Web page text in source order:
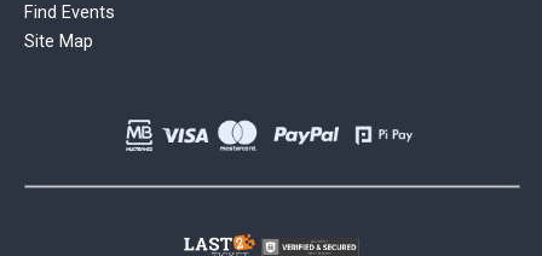
Find Events
Site Map